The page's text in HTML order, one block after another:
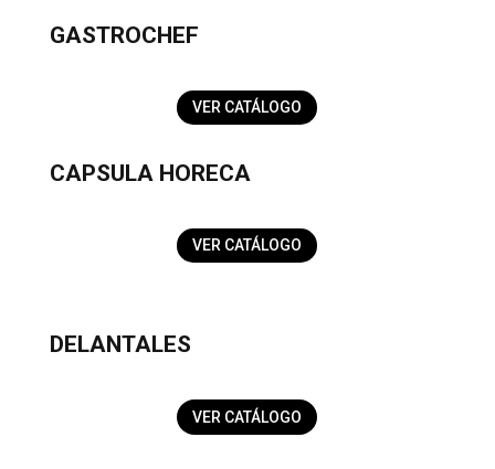
GASTROCHEF
VER CATÁLOGO
CAPSULA HORECA
VER CATÁLOGO
DELANTALES
VER CATÁLOGO